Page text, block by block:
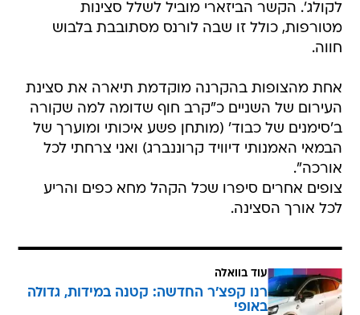
לקולג'. הקשר הביזארי מוביל לשלל סצינות
מטורפות, כולל זו שבה לורנס מסתובבת בלבוש
חווה.
אחת מהצופות בהקרנה מוקדמת תיארה את סצינת
העירום של השניים כ"קרב חוף שדומה למה שקורה
ב'סימנים של כבוד' (מותחן פשע איכותי ומוערך של
הבמאי האמנותי דיוויד קרוננברג) ואני צרחתי לכל
אורכה".
צופים אחרים סיפרו שכל הקהל מחא כפים והריע
לכל אורך הסצינה.
עוד בוואלה
רנו קפצ'ר החדשה: קטנה במידות, גדולה
באופי